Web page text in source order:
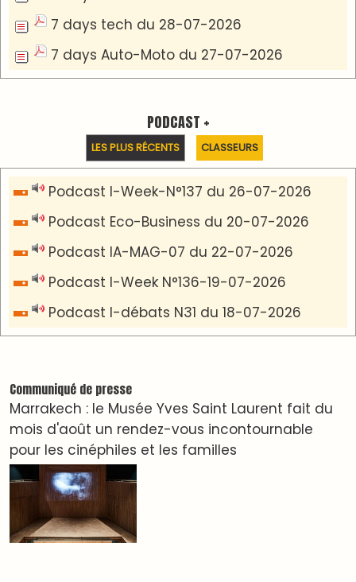
Communiqué de presse
Marrakech : le Musée Yves Saint Laurent fait du
mois d'août un rendez-vous incontournable
LES PLUS RÉCENTS CLASSEURS
دِيمَا المَغرِب Clip
Clip : 🎵Allez, allez ! Ramenez-nous cette
🎵Bulldozer Blues
Clip : 🎵 LE BLUES DE L'IA
🎵 Ormuzera bien, qui ormuzera le dernier
Reportages
Nizar Baraka préside à Marrakech une rencontre
sur la régionalisation avancée et l’équité